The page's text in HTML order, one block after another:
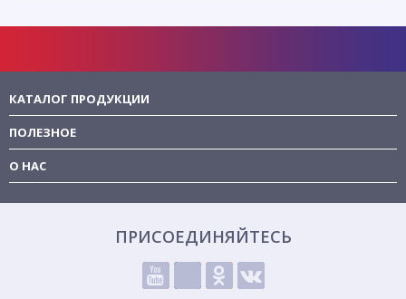
КАТАЛОГ ПРОДУКЦИИ
ПОЛЕЗНОЕ
О НАС
ПРИСОЕДИНЯЙТЕСЬ